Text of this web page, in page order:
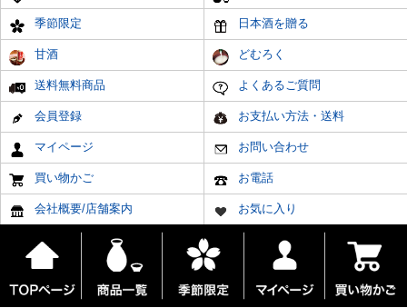
季節限定 日本酒を贈る
甘酒 どむろく
送料無料商品 よくあるご質問
会員登録 お支払い方法・送料
マイページ お問い合わせ
買い物かご お電話
会社概要/店舗案内 お気に入り